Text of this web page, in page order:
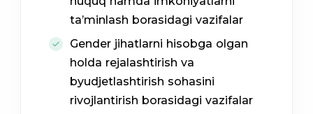
ta’minlash borasidagi vazifalar
Gender jihatlarni hisobga olgan
holda rejalashtirish va
byudjetlashtirish sohasini
rivojlantirish borasidagi vazifalar